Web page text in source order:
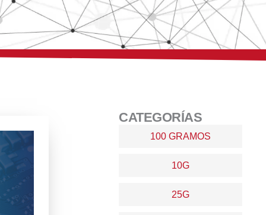
CATEGORÍAS
100 GRAMOS
10G
25G